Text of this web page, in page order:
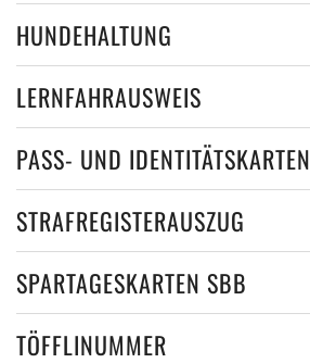
HUNDEHALTUNG
LERNFAHRAUSWEIS
PASS- UND IDENTITÄTSKARTEN
STRAFREGISTERAUSZUG
SPARTAGESKARTEN SBB
TÖFFLINUMMER